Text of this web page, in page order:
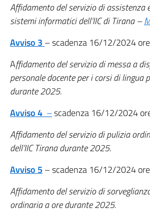
Affidamento del servizio di assistenza
sistemi informatici dell’IIC di Tirana –
Avviso 3 – scadenza 16/12/2024
Affidamento del servizio di messa a
personale docente per i corsi di lingua
durante 2025.
Avviso 4 –scadenza 16/12/2024
Affidamento del servizio di pulizia
dell’IIC Tirana durante 2025.
Avviso 5 – scadenza 16/12/2024
Affidamento del servizio di
ordinaria a ore durante 2025.